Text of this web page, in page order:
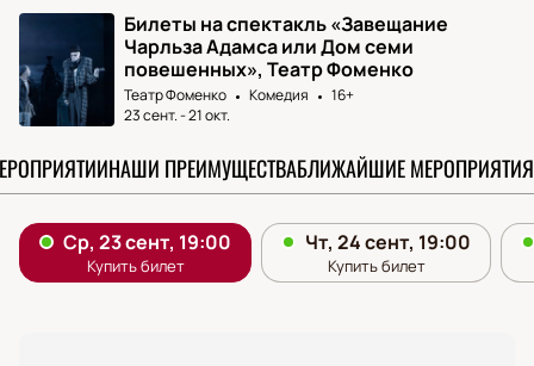
Билеты на спектакль «Завещание
Чарльза Адамса или Дом семи
повешенных», Театр Фоменко
Театр Фоменко Комедия
16+
23 сент.-21 окт.
НАШИ ПРЕИМУЩЕСТВАБЛИЖАЙШИЕ МЕРОПРИЯТИЯ